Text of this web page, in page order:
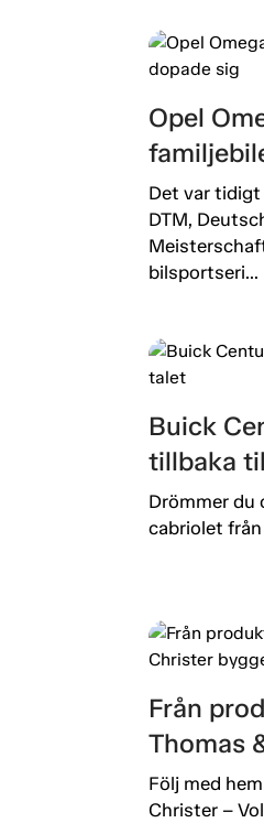
Opel
Det var tidigt
DTM,
bilsportseri...
Buick
tillbaka
Drömmer du
cabriolet från
Från
Thomas
Volvo-
Följ med
Christer –